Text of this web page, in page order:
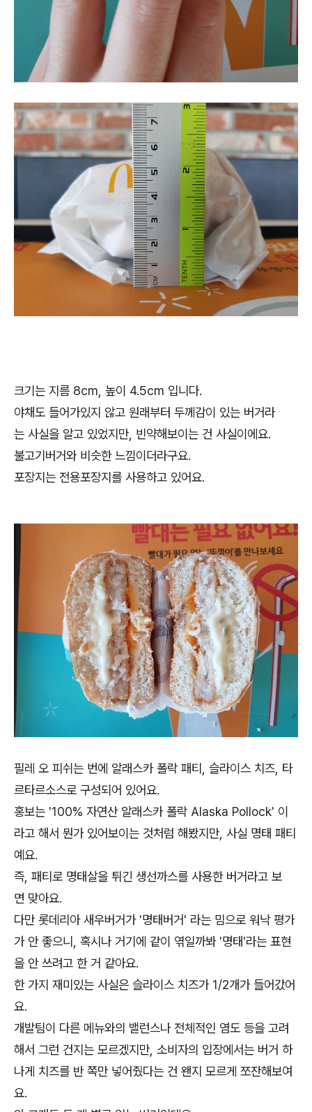
크기는 지름 8cm, 높이 4.5cm 입니다.
야채도 들어가있지 않고 원래부터 두께감이 있는 버거라
는 사실을 알고 있었지만, 빈약해보이는 건 사실이에요.
불고기버거와 비슷한 느낌이더라구요.
포장지는 전용포장지를 사용하고 있어요.
필레 오 피쉬는 번에 알래스카 폴락 패티, 슬라이스 치즈, 타
르타르소스로 구성되어 있어요.
홍보는 '100% 자연산 알래스카 폴락 Alaska Pollock' 이
라고 해서 뭔가 있어보이는 것처럼 해봤지만, 사실 명태 패티
예요.
즉, 패티로 명태살을 튀긴 생선까스를 사용한 버거라고 보
면 맞아요.
다만 롯데리아 새우버거가 '명태버거' 라는 밈으로 워낙 평가
가 안 좋으니, 혹시나 거기에 같이 엮일까봐 '명태'라는 표현
을 안 쓰려고 한 거 같아요.
한 가지 재미있는 사실은 슬라이스 치즈가 1/2개가 들어갔어
요.
개발팀이 다른 메뉴와의 밸런스나 전체적인 염도 등을 고려
해서 그런 건지는 모르겠지만, 소비자의 입장에서는 버거 하
나게 치즈를 반 쪽만 넣어줬다는 건 왠지 모르게 쪼잔해보여
요.